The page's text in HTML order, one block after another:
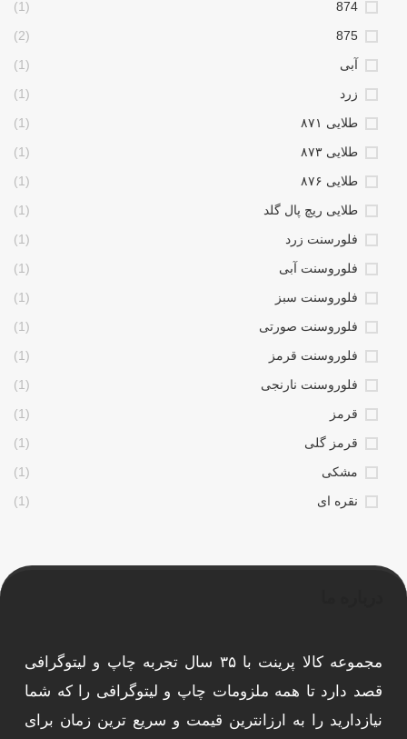
874
(1)
875
(2)
آبی
(1)
زرد
(1)
طلایی ۸۷۱
(1)
طلایی ۸۷۳
(1)
طلایی ۸۷۶
(1)
طلایی ریچ پال گلد
(1)
فلورسنت زرد
(1)
فلوروسنت آبی
(1)
فلوروسنت سبز
(1)
فلوروسنت صورتی
(1)
فلوروسنت قرمز
(1)
فلوروسنت نارنجی
(1)
قرمز
(1)
قرمز گلی
(1)
مشکی
(1)
نقره ای
(1)
مجموعه کالا پرینت با ۳۵ سال تجربه چاپ و لیتوگرافی
قصد دارد تا همه ملزومات چاپ و لیتوگرافی را که شما
نیازدارید را به ارزانترین قیمت و سریع ترین زمان برای